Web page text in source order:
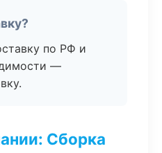
по РФ и
—
Сборка